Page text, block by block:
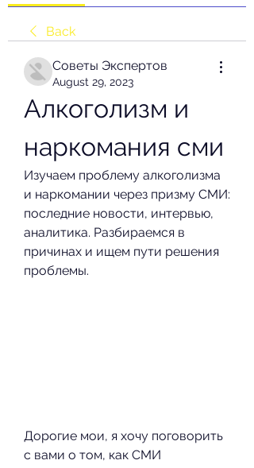
Back
Советы Экспертов
August 29, 2023
Алкоголизм и
наркомания сми
Изучаем проблему алкоголизма
и наркомании через призму СМИ:
последние новости, интервью,
аналитика. Разбираемся в
причинах и ищем пути решения
проблемы.
Дорогие мои, я хочу поговорить
с вами о том, как СМИ